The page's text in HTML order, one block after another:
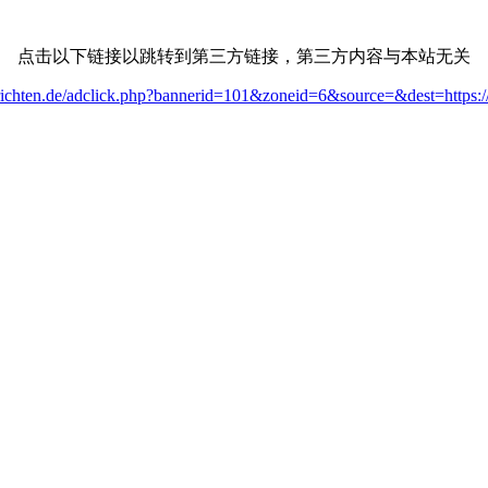
点击以下链接以跳转到第三方链接，第三方内容与本站无关